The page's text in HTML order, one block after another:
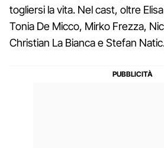
togliersi la vita. Nel cast, oltre
Tonia De Micco, Mirko Frezza,
Christian La Bianca e Stefan